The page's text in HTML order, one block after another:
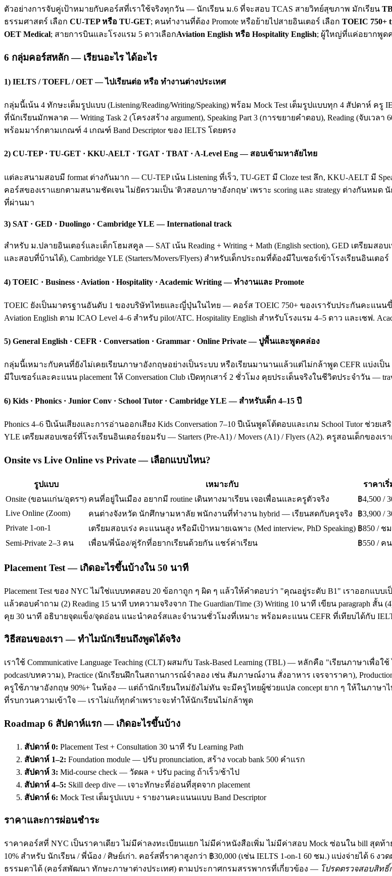
ตัวอย่างการจับคู่เป้าหมายกับคอร์สที่เราใช้จริงทุกวัน — นักเรียน ม.6 ที่จะสอบ TCAS สายวิทย์สุขภาพ มักเรียน
ธรรมศาสตร์ เลือก CU-TEP หรือ TU-GET; คนทำงานที่ต้อง Promote หรือย้ายไปสายอินเตอร์ เลือก TOEIC 750+
OET Medical; สายการบินและโรงแรม 5 ดาวเลือกAviation English หรือ Hospitality English; ผู้ใหญ่ที่แค่อยากพูด
6 กลุ่มคอร์สหลัก — เรียนอะไร ได้อะไร
1) IELTS / TOEFL / OET — ไปเรียนต่อ หรือ ทำงานต่างประเทศ
กลุ่มนี้เน้น 4 ทักษะเต็มรูปแบบ (Listening/Reading/Writing/Speaking) พร้อม Mock Test เต็มรูปแบบทุก 4 สัปดาห์ ค
ที่นักเรียนมักพลาด — Writing Task 2 (โครงสร้าง argument), Speaking Part 3 (การขยายคำตอบ), Reading (จับเวล
พร้อมมาร์กตามเกณฑ์ 4 เกณฑ์ Band Descriptor ของ IELTS โดยตรง
2) CU-TEP · TU-GET · KKU-AELT · TGAT · TBAT · A-Level Eng — สอบเข้ามหาลัยไทย
แต่ละสนามสอบมี format ต่างกันมาก — CU-TEP เน้น Listening ที่เร็ว, TU-GET มี Cloze test ลึก, KKU-AELT มี
คอร์สของเราแยกตามสนามชัดเจน ไม่ยัดรวมเป็น 'ติวสอบภาษาอังกฤษ' เพราะ scoring และ strategy ต่างกันหม
ที่ผ่านมา
3) SAT · GED · Duolingo · Cambridge YLE — International track
สำหรับ ม.ปลายอินเตอร์และเด็กโฮมสคูล — SAT เน้น Reading + Writing + Math (English section), GED เตรียมส
และสอบที่บ้านได้), Cambridge YLE (Starters/Movers/Flyers) สำหรับเด็กประถมที่ต้องมีใบเซอร์เข้าโรงเรียนอินเตอร์
4) TOEIC · Business · Aviation · Hospitality · Academic Writing — ทำงานและ Promote
TOEIC ยังเป็นมาตรฐานอันดับ 1 ของบริษัทไทยและญี่ปุ่นในไทย — คอร์ส TOEIC 750+ ของเรารับประกันคะแนนขึ้นเ
Aviation English ตาม ICAO Level 4–6 สำหรับ pilot/ATC. Hospitality English สำหรับโรงแรม 4–5 ดาว และเชฟ.
5) General English · CEFR · Conversation · Grammar · Online Private — ปูพื้นและพูดคล่อง
กลุ่มนี้เหมาะกับคนที่ยังไม่เคยเรียนภาษาอังกฤษอย่างเป็นระบบ หรือเรียนมานานแล้วแต่ไม่กล้าพูด CEFR แบ่งเ
มีใบเซอร์และคะแนน placement ให้ Conversation Club เปิดทุกเสาร์ 2 ชั่วโมง คุยประเด็นจริงในชีวิตประจำวัน —
6) Kids · Phonics · Junior Conv · School Tutor · Cambridge YLE — สำหรับเด็ก 4–15 ปี
Phonics 4–6 ปีเน้นเสียงและการอ่านออกเสียง Kids Conversation 7–10 ปีเน้นพูดโต้ตอบและเกม School Tutor ช่วยเสริ
YLE เตรียมสอบเซอร์ที่โรงเรียนอินเตอร์ยอมรับ — Starters (Pre-A1) / Movers (A1) / Flyers (A2). ครูสอนเด็กของ
Onsite vs Live Online vs Private — เลือกแบบไหน?
รูปแบบ เหมาะกับ ราคาเ
Onsite (ขอนแก่น/อุดรฯ) คนที่อยู่ในเมือง อยากมี routine เดินทางมาเรียน เจอเพื่อนและครูตัวจริง ฿4,500 /
Live Online (Zoom)
คนต่างจังหวัด นักศึกษามหาลัย พนักงานที่ทำงาน hybrid — เรียนสดกับครูจริง ฿3,900 /
Private 1-on-1
เตรียมสอบเร่ง คะแนนสูง หรือมีเป้าหมายเฉพาะ (Med interview, PhD Speaking) ฿850 / ช
Semi-Private 2–3 คน
เพื่อน/พี่น้อง/คู่รักที่อยากเรียนด้วยกัน แชร์ค่าเรียน ฿550 / ค
Placement Test — เกิดอะไรขึ้นบ้างใน 50 นาที
Placement Test ของ NYC ไม่ใช่แบบทดสอบ 20 ข้อกาถูก ๆ ผิด ๆ แล้วให้คำตอบว่า "คุณอยู่ระดับ B1" เราออกแบบเ
แล้วตอบคำถาม (2) Reading 15 นาที บทความจริงจาก The Guardian/Time (3) Writing 10 นาที เขียน paragraph
คุย 30 นาที อธิบายจุดแข็ง/จุดอ่อน แนะนำคอร์สและจำนวนชั่วโมงที่เหมาะ พร้อมคะแนน CEFR ที่เทียบได้กับ
วิธีสอนของเรา — ทำไมนักเรียนถึงพูดได้จริง
เราใช้ Communicative Language Teaching (CLT) ผสมกับ Task-Based Learning (TBL) — หลักคือ "เรียนภาษา
podcast/บทความ), Practice (นักเรียนฝึกในสถานการณ์จำลอง เช่น สัมภาษณ์งาน สั่งอาหาร เจรจาราคา),
ครูใช้ภาษาอังกฤษ 90%+ ในห้อง — แต่ถ้านักเรียนใหม่ยังไม่ทัน จะมีครูไทยผู้ช่วยแปล concept ยาก ๆ ให้ในภาษาไ
ที่รบกวนความเข้าใจ — เราไม่แก้ทุกคำเพราะจะทำให้นักเรียนไม่กล้าพูด
Roadmap 6 สัปดาห์แรก — เกิดอะไรขึ้นบ้าง
สัปดาห์ 0: Placement Test + Consultation 30 นาที รับ Learning Path
สัปดาห์ 1–2: Foundation module — ปรับ pronunciation, สร้าง vocab bank 500 คำแรก
สัปดาห์ 3: Mid-course check — วัดผล + ปรับ pacing ถ้าเร็ว/ช้าไป
สัปดาห์ 4–5: Skill deep dive — เจาะทักษะที่อ่อนที่สุดจาก placement
สัปดาห์ 6: Mock Test เต็มรูปแบบ + รายงานคะแนนแบบ Band Descriptor
ราคาและการผ่อนชำระ
ราคาคอร์สที่ NYC เป็นราคาเดียว ไม่มีค่าลงทะเบียนแยก ไม่มีค่าหนังสือเพิ่ม ไม่มีค่าสอบ Mock ซ่อนใน bill สุดท้า
10% สำหรับ นักเรียน / พี่น้อง / ศิษย์เก่า. คอร์สที่ราคาสูงกว่า ฿30,000 (เช่น IELTS 1-on-1 60 ชม.) แบ่งจ่ายได้ 6
ธรรมดาได้ (คอร์สพัฒนา ทักษะภาษาต่างประเทศ) ตามประกาศกรมสรรพากรที่เกี่ยวข้อง — โปรดตรวจสอบสิท